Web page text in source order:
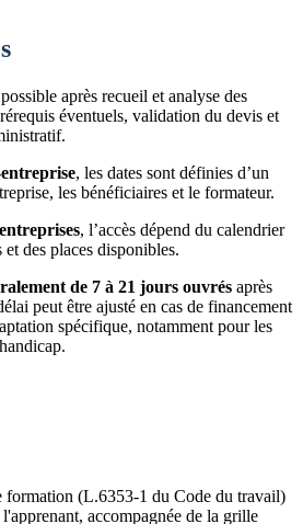
après recueil et analyse des
éventuels, validation du devis et
, les dates sont définies d’un
les bénéficiaires et le formateur.
, l’accès dépend du calendrier
et des places disponibles.
de 7 à 21 jours ouvrés après
peut être ajusté en cas de financement
spécifique, notamment pour les
formation (L.6353-1 du Code du travail)
accompagnée de la grille